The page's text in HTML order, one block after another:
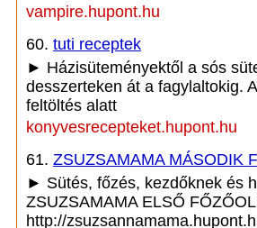
vampire.hupont.hu
60. tuti receptek
► Házisüteményektől a sós
desszerteken át a fagylaltokig.
feltöltés alatt
konyvesrecepteket.hupont.hu
61. ZSUZSAMAMA MÁSODIK
► Sütés, főzés, kezdőknek és
ZSUZSAMAMA ELSŐ
http://